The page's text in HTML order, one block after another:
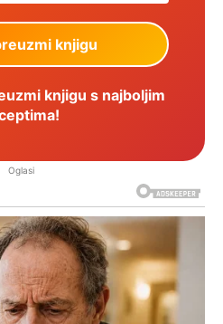
knjigu s najboljim
Oglasi